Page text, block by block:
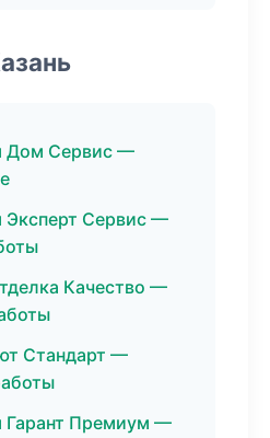
Дом Сервис —
Эксперт Сервис —
Качество —
Стандарт —
Гарант Премиум —